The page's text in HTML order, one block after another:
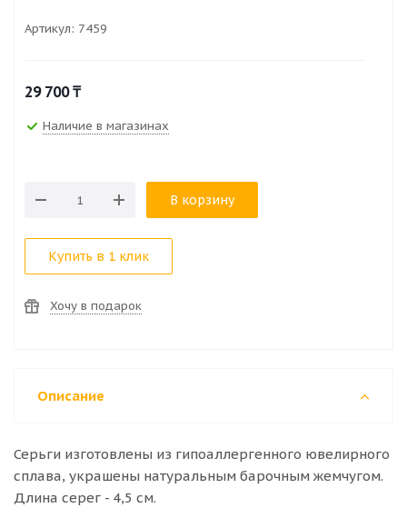
Артикул: 7459
29 700₸
Наличие в магазинах
В корзину
Купить в 1 клик
Хочу в подарок
Описание
Серьги изготовлены из гипоаллергенного ювелирного
сплава, украшены натуральным барочным жемчугом.
Длина серег - 4,5 см.